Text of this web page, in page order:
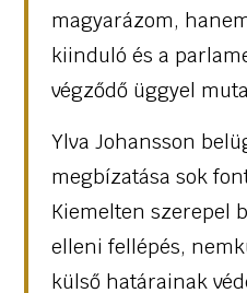
magyarázom,
kiinduló és a
végződő üggyel
Ylva Johansson
megbízatása sok
Kiemelten szerepel
elleni fellépés,
külső határainak